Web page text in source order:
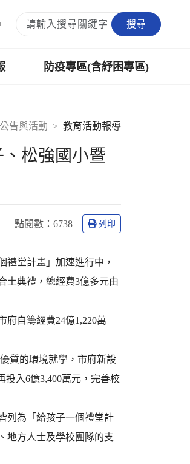
搜尋
防疫專區(含紓困專區)
公告與活動 教育活動報導
松強國小暨
點閱數： 6738 列印
禮堂計畫」加速進行中，
土典禮，總經費3億多元由
自籌經費24億1,220萬
質的環境就學，市府新設
投入6億3,400萬元，完善校
列為「給孩子一個禮堂計
地方人士及學校團隊的支